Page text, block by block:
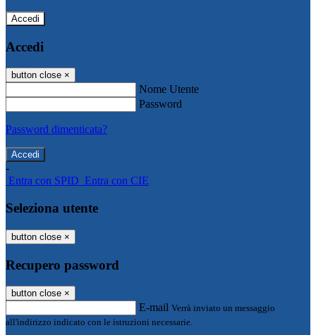
Accedi
Accedi
button close ×
Nome Utente
Password
Password dimenticata?
-
Entra con SPID Entra con CIE
Seleziona utente
button close ×
Recupero password
button close ×
E-mail Verrà inviato un messaggio
all'indirizzo indicato con le istruzioni necessarie.